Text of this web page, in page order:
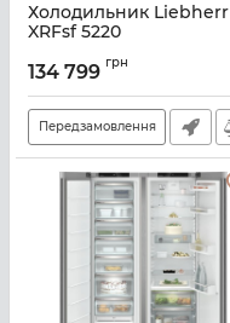
Холодильник Liebherr
XRFsf 5220
134 799 грн
Передзамовлення